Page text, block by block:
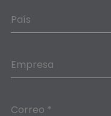
País
Empresa
Correo *